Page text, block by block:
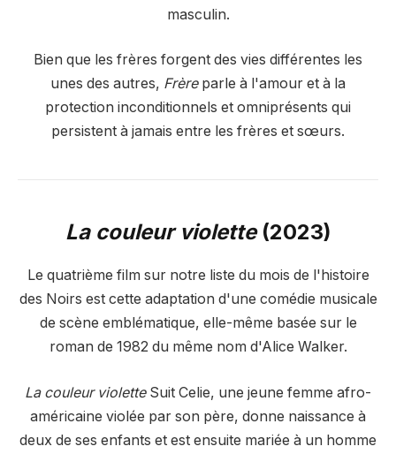
masculin.
Bien que les frères forgent des vies différentes les
unes des autres, Frèreparle à l'amour et à la
protection inconditionnels et omniprésents qui
persistent à jamais entre les frères et sœurs.
La couleur violette (2023)
Le quatrième film sur notre liste du mois de l'histoire
des Noirs est cette adaptation d'une comédie musicale
de scène emblématique, elle-même basée sur le
roman de 1982 du même nom d'Alice Walker.
La couleur violetteSuit Celie, une jeune femme afro-
américaine violée par son père, donne naissance à
deux de ses enfants et est ensuite mariée à un homme